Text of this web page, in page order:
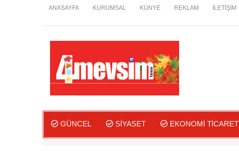
ANASAYFA KURUMSAL KÜNYE REKLAM İLETIŞIM
GÜNCEL SIYASET EKONOMİ TİCARET